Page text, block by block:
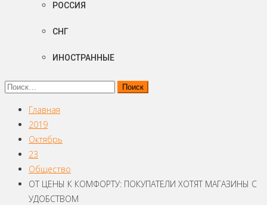
РОССИЯ
СНГ
ИНОСТРАННЫЕ
Найти:
Главная
2019
Октябрь
23
Общество
ОТ ЦЕНЫ К КОМФОРТУ: ПОКУПАТЕЛИ ХОТЯТ МАГАЗИНЫ С
УДОБСТВОМ